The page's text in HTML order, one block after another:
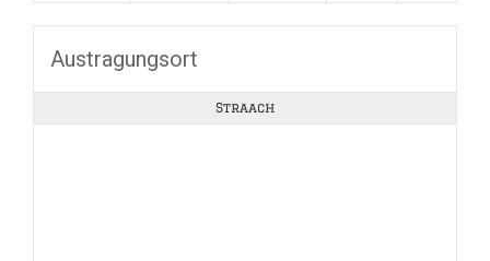
Austragungsort
Straach